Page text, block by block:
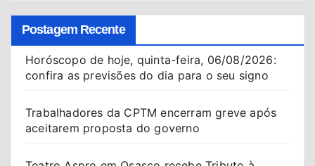
Postagem Recente
Horóscopo de hoje, quinta-feira, 06/08/2026:
confira as previsões do dia para o seu signo
Trabalhadores da CPTM encerram greve após
aceitarem proposta do governo